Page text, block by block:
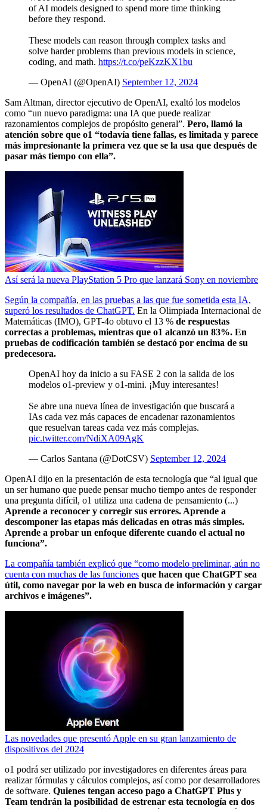
of AI models designed to spend more time thinking
before they respond.
These models can reason through complex tasks and
solve harder problems than previous models in science,
coding, and math. https://t.co/peKzzKX1bu
— OpenAI (@OpenAI) September 12, 2024
Sam Altman, director ejecutivo de OpenAI, exaltó los modelos
como “un nuevo paradigma: una IA que puede realizar
razonamientos complejos de propósito general”. Pero, llamó la
atención sobre que o1 “todavía tiene fallas, es limitada y parece
más impresionante la primera vez que se la usa que después de
pasar más tiempo con ella”.
Así será la nueva PlayStation 5 Pro que lanzará Sony en noviembre
Según la compañía, en las pruebas a las que fue sometida esta IA,
superó los resultados de ChatGPT. En la Olimpiada Internacional de
Matemáticas (IMO), GPT-4o obtuvo el 13 % de respuestas
correctas a problemas, mientras que o1 alcanzó un 83%. En
pruebas de codificación también se destacó por encima de su
predecesora.
OpenAI hoy da inicio a su FASE 2 con la salida de los
modelos o1-preview y o1-mini. ¡Muy interesantes!
Se abre una nueva línea de investigación que buscará a
IAs cada vez más capaces de encadenar razonamientos
que resuelvan tareas cada vez más complejas.
pic.twitter.com/NdiXA09AgK
— Carlos Santana (@DotCSV) September 12, 2024
OpenAI dijo en la presentación de esta tecnología que “al igual que
un ser humano que puede pensar mucho tiempo antes de responder
una pregunta difícil, o1 utiliza una cadena de pensamiento (...)
Aprende a reconocer y corregir sus errores. Aprende a
descomponer las etapas más delicadas en otras más simples.
Aprende a probar un enfoque diferente cuando el actual no
funciona”.
La compañía también explicó que “como modelo preliminar, aún no
cuenta con muchas de las funciones que hacen que ChatGPT sea
útil, como navegar por la web en busca de información y cargar
archivos e imágenes”.
Las novedades que presentó Apple en su gran lanzamiento de
dispositivos del 2024
o1 podrá ser utilizado por investigadores en diferentes áreas para
realizar fórmulas y cálculos complejos, así como por desarrolladores
de software. Quienes tengan acceso pago a ChatGPT Plus y
Team tendrán la posibilidad de estrenar esta tecnología en dos